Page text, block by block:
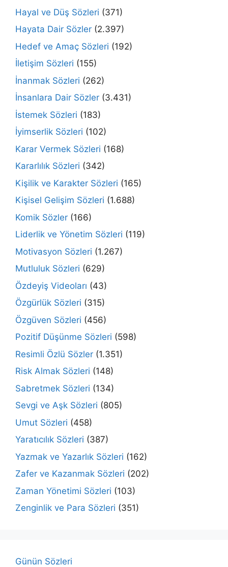
Hayal ve Düş Sözleri (371)
Hayata Dair Sözler (2.397)
Hedef ve Amaç Sözleri (192)
İletişim Sözleri (155)
İnanmak Sözleri (262)
İnsanlara Dair Sözler (3.431)
İstemek Sözleri (183)
İyimserlik Sözleri (102)
Karar Vermek Sözleri (168)
Kararlılık Sözleri (342)
Kişilik ve Karakter Sözleri (165)
Kişisel Gelişim Sözleri (1.688)
Komik Sözler (166)
Liderlik ve Yönetim Sözleri (119)
Motivasyon Sözleri (1.267)
Mutluluk Sözleri (629)
Özdeyiş Videoları (43)
Özgürlük Sözleri (315)
Özgüven Sözleri (456)
Pozitif Düşünme Sözleri (598)
Resimli Özlü Sözler (1.351)
Risk Almak Sözleri (148)
Sabretmek Sözleri (134)
Sevgi ve Aşk Sözleri (805)
Umut Sözleri (458)
Yaratıcılık Sözleri (387)
Yazmak ve Yazarlık Sözleri (162)
Zafer ve Kazanmak Sözleri (202)
Zaman Yönetimi Sözleri (103)
Zenginlik ve Para Sözleri (351)
Günün Sözleri